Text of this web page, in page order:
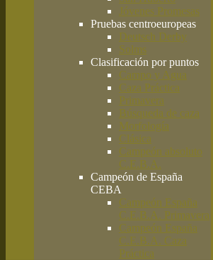
Jóvenes Promesas
Pruebas centroeuropeas
Deutsch Derby
Solms
Clasificación por puntos
Campo y Agua
Caza Práctica
Primavera
Búsqueda de caza
Morfología
Clásica
Campeón absoluto
C.E.B.A.
Campeón de España
CEBA
Campeón España
C.E.B.A. Primavera
Campeón España
C.E.B.A. Caza
Práctica